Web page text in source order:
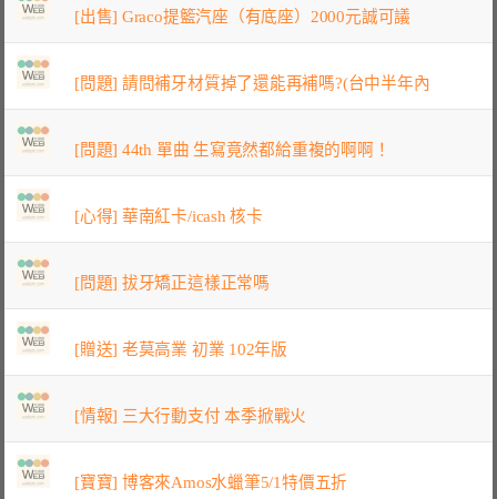
[出售] Graco提籃汽座（有底座）2000元誠可議
[問題] 請問補牙材質掉了還能再補嗎?(台中半年內
[問題] 44th 單曲 生寫竟然都給重複的啊啊！
[心得] 華南紅卡/icash 核卡
[問題] 拔牙矯正這樣正常嗎
[贈送] 老莫高業 初業 102年版
[情報] 三大行動支付 本季掀戰火
[寶寶] 博客來Amos水蠟筆5/1特價五折